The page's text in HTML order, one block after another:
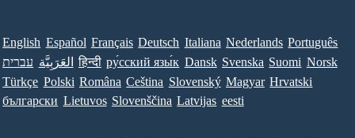
English Español Français Deutsch Italiana Nederlands Português
עברית العَرَبِيَّة हिन्दी ру́сский язы́к Dansk Svenska Suomi Norsk
Türkçe Polski Româna Ceština Slovenský Magyar Hrvatski
български Lietuvos Slovenščina Latvijas eesti